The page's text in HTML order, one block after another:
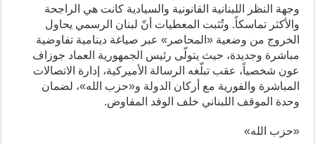
وجهة النظر اللبنانية القانونية والسيادية كانت هي الراجحة
والأكثر تماسكاً. وتُثبت المعطيات أنّ لبنان الرسمي يحاول
الخروج من وضعية «المحاصر» عبر صياغة دينامية تفاوضية
مباشرة وجديدة، حيث يتولّى رئيس الجمهورية العماد جوزاف
عون شخصياً، عقب تبلّغه الرسالة الأميركية، إدارة الاتصالات
المباشرة والفورية مع أركان الدولة و«حزب الله»، لضمان
وحدة الموقف اللبناني خلف الوفد المفاوض.
«حزب الله»